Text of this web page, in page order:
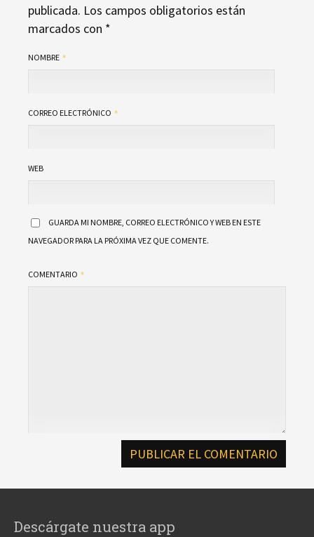
publicada. Los campos obligatorios están
marcados con *
NOMBRE
CORREO ELECTRÓNICO
WEB
GUARDA MI NOMBRE, CORREO ELECTRÓNICO Y WEB EN ESTE
NAVEGADOR PARA LA PRÓXIMA VEZ QUE COMENTE.
COMENTARIO
Descárgate nuestra app